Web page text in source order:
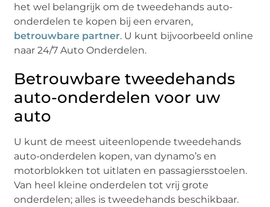
het wel belangrijk om de tweedehands auto-
onderdelen te kopen bij een ervaren,
betrouwbare partner. U kunt bijvoorbeeld online
naar 24/7 Auto Onderdelen.
Betrouwbare tweedehands
auto-onderdelen voor uw
auto
U kunt de meest uiteenlopende tweedehands
auto-onderdelen kopen, van dynamo’s en
motorblokken tot uitlaten en passagiersstoelen.
Van heel kleine onderdelen tot vrij grote
onderdelen; alles is tweedehands beschikbaar.